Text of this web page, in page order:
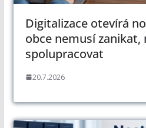
Digitalizace otevírá
obce nemusí zanikat,
spolupracovat
20.7.2026